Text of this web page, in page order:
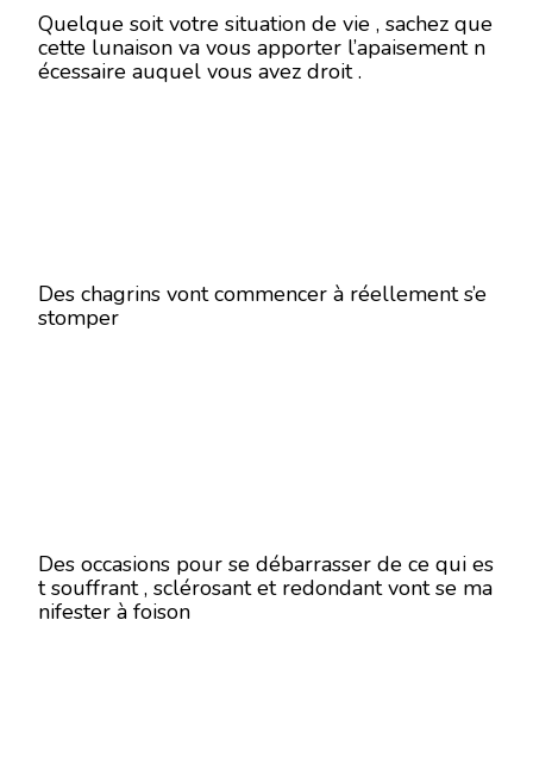
Quelque soit votre situation de vie , sachez que
cette lunaison va vous apporter l’apaisement n
écessaire auquel vous avez droit .
Des chagrins vont commencer à réellement s’e
stomper
Des occasions pour se débarrasser de ce qui es
t souffrant , sclérosant et redondant vont se ma
nifester à foison